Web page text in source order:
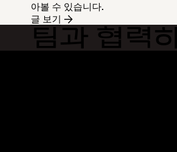
아볼 수 있습니다.
글 보기
팀과 협력